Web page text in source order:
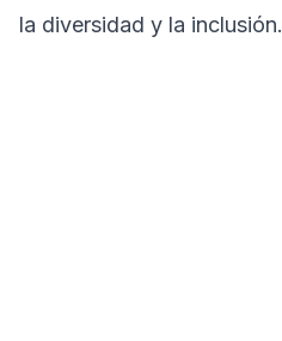
la diversidad y la inclusión.